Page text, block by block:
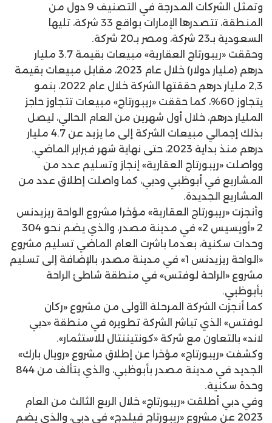
وتمثل الشركات المدرجة في التصنيف 9 دول من
المنطقة، تتصدرها الإمارات بواقع 33 شركة، تليها
السعودية بـ23 شركة، ومصر بـ20 شركة.
وحققت «ريبورتاج العقارية» مبيعات بقيمة 3.7 مليار
درهم (مليار دولار) خلال عام 2023، مقابل مبيعات بقيمة
2,3 مليار درهم حققتها الشركة خلال عام 2022، بنمو
يتجاوز 60%، كما حققت «ريبورتاج» مبيعات تتجاوز حاجز
المليار درهم، خلال أول شهرين من العام الحالي، ليصل
بذلك إجمالي مبيعات الشركة إلى ما يزيد عن 4.7 مليار
درهم منذ بداية 2023، حتى نهاية شهر فبراير الماضي.
وواصلت «ريبورتاج العقارية» إنجاز وتسليم عدد من
المشاريع في أبوظبي ودبي، كما واصلت إطلاق عدد من
المشاريع الجديدة.
وأنجزت «ريبورتاج العقارية» مؤخرا مشروع الواحة ريزيدنس
2 «أويسيس 2» في مدينة مصدر، والذي يضم نحو 304
وحدات سكنية، بعدما باشرت العام الماضي تسليم مشروع
«الواحة ريزيدنس 1» في مدينة مصدر، بالإضافة إلى تسليم
مشروع «الراحة لوفتس» في منطقة شاطئ الراحة
بأبوظبي.
كما أنجزت الشركة المرحلة الأولى من مشروع «ركان
لوفتس» الذي تباشر الشركة تطويره في منطقة «دبي
لاند» بالتعاون مع شركة «كونتيننتال للاستثمار».
وكشفت «ريبورتاج» مؤخرا عن إطلاق مشروع «رويال بارك»
الجديد في مدينة مصدر بأبوظبي، والذي يتألف من 844
وحدة سكنية.
وفي دبي أطلقت «ريبورتاج» خلال الربع الثالث من العام
2023 عن مشروع «ريبورتاج فيلدج» في دبي، والذي يضم